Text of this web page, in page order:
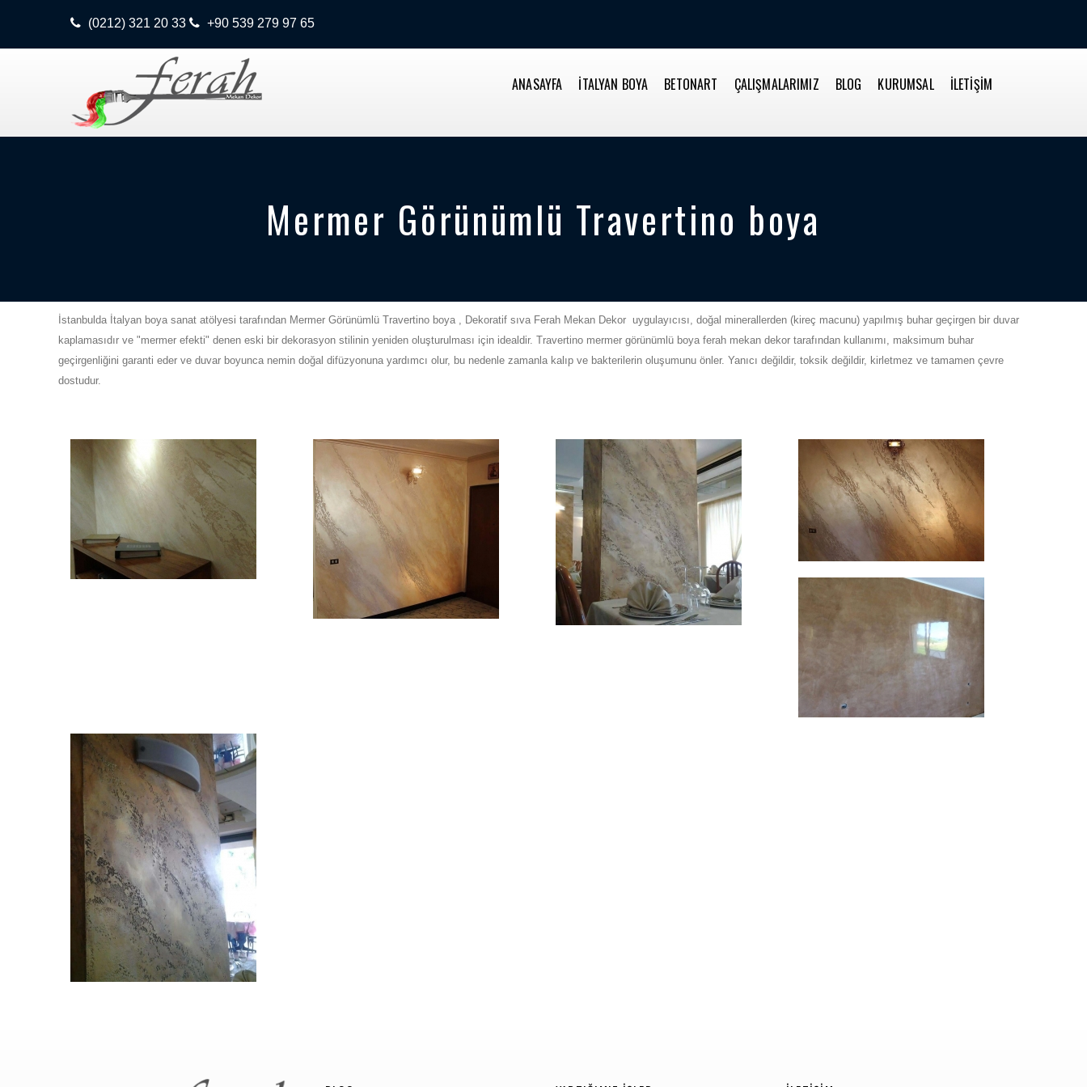
(0212) 321 20 33 +90 539 279 97 65
ANASAYFA İTALYAN BOYA BETONART ÇALIŞMALARIMIZ BLOG KURUMSAL İLETİŞİM
Mermer Görünümlü Travertino boya
İstanbulda İtalyan boya sanat atölyesi tarafından Mermer Görünümlü Travertino boya , Dekoratif sıva Ferah Mekan Dekor uygulayıcısı, doğal minerallerden (kireç macunu) yapılmış buhar geçirgen bir duvar
kaplamasıdır ve "mermer efekti" denen eski bir dekorasyon stilinin yeniden oluşturulması için idealdir. Travertino mermer görünümlü boya ferah mekan dekor tarafından kullanımı, maksimum buhar
geçirgenliğini garanti eder ve duvar boyunca nemin doğal difüzyonuna yardımcı olur, bu nedenle zamanla kalıp ve bakterilerin oluşumunu önler. Yanıcı değildir, toksik değildir, kirletmez ve tamamen çevre
dostudur.